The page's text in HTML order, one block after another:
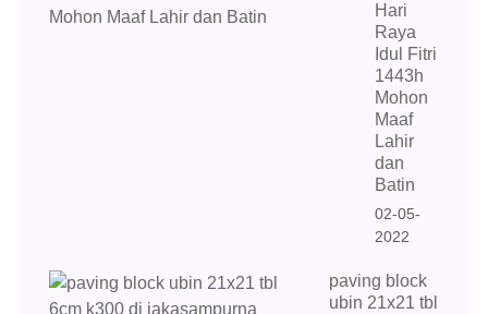
Hari
Raya
Idul Fitri
1443h
Mohon
Maaf
Lahir
dan
Batin
02-05-
2022
paving block
ubin 21x21 tbl